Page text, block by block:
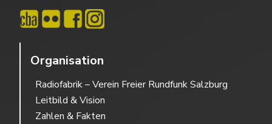
Organisation
Radiofabrik – Verein Freier Rundfunk Salzburg
Leitbild & Vision
Zahlen & Fakten